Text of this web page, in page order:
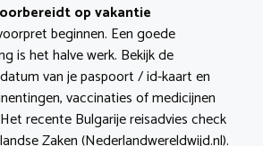
op vakantie
beginnen. Een goede
is het halve werk. Bekijk de
van je paspoort / id-kaart en
vaccinaties of medicijnen
recente Bulgarije reisadvies check